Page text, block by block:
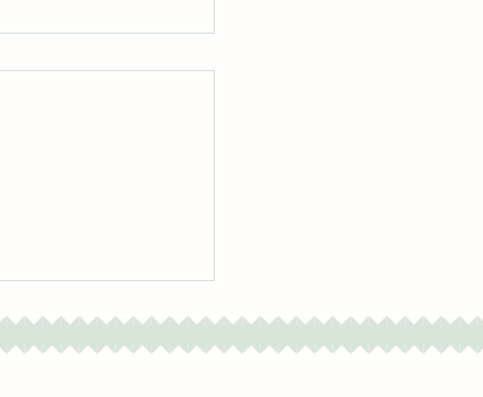
診療時間につい